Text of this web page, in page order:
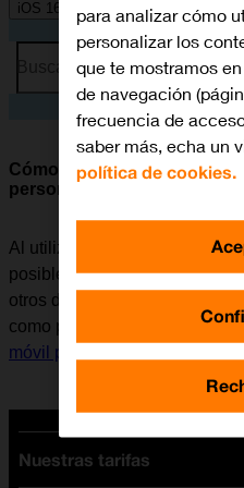
iOS 16.0
Busca por problema o tema
Cómo utilizar el móvil como
personal
Al utilizar el móvil como punto
posible compartir la conexión
otros dispositivos a través de
como punto de acceso
móvil para internet
Nuestras tarifas
para analizar cómo
personalizar los
que te mostramos
de navegación
frecuencia de
saber más, echa un
política de cookies.